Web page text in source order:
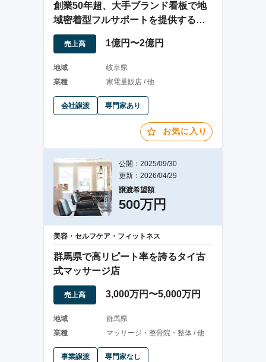
創業50年超、大手ブランド看板で地
域密着型フルサポートを提供する家
電販売店
売上高 1億円〜2億円
地域
岐阜県
業種
家電量販店 / 他
会社譲渡 専門家あり
お気に入り
公開：2025/09/30
更新：2026/04/29
譲渡希望額
500万円
美容・セルフケア・フィットネス
群馬県で高リピート率を誇るタイ古
式マッサージ店
売上高 3,000万円〜5,000万円
地域
群馬県
業種
マッサージ・整骨院・整体 / 他
事業譲渡 専門家なし